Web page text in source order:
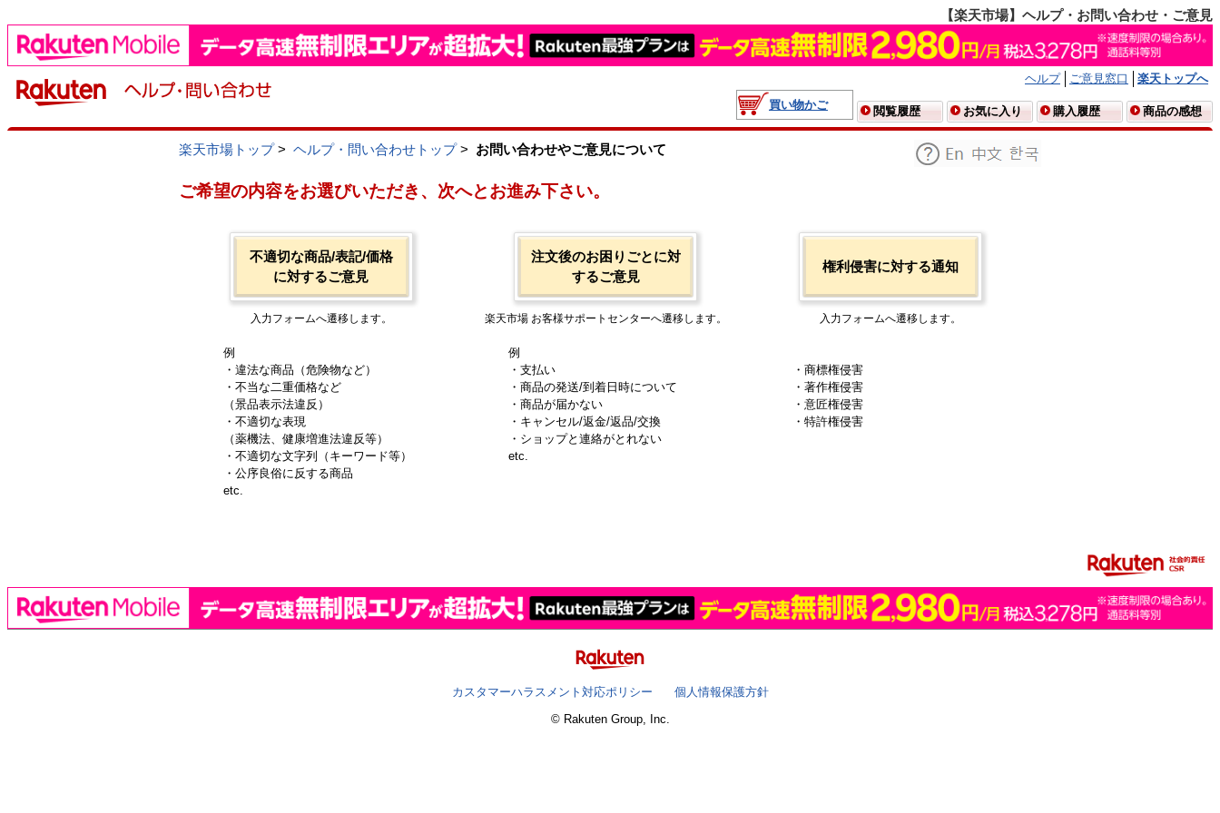
【楽天市場】ヘルプ・お問い合わせ・ご意見
ヘルプ ご意見窓口
楽天トップへ
買い物かご
閲覧履歴 お気に入り 購入履歴 商品の感想
楽天市場トップ> ヘルプ・問い合わせトップ> お問い合わせやご意見について
ご希望の内容をお選びいただき、次へとお進み下さい。
不適切な商品/表記/価格
に対するご意見
入力フォームへ遷移します。
例
・違法な商品（危険物など）
・不当な二重価格など
（景品表示法違反）
・不適切な表現
（薬機法、健康増進法違反等）
・不適切な文字列（キーワード等）
・公序良俗に反する商品
etc.
注文後のお困りごとに対
するご意見
楽天市場 お客様サポートセンターへ遷移します。
例
・支払い
・商品の発送/到着日時について
・商品が届かない
・キャンセル/返金/返品/交換
・ショップと連絡がとれない
etc.
権利侵害に対する通知
入力フォームへ遷移します。
・商標権侵害
・著作権侵害
・意匠権侵害
・特許権侵害
カスタマーハラスメント対応ポリシー
個人情報保護方針
© Rakuten Group, Inc.